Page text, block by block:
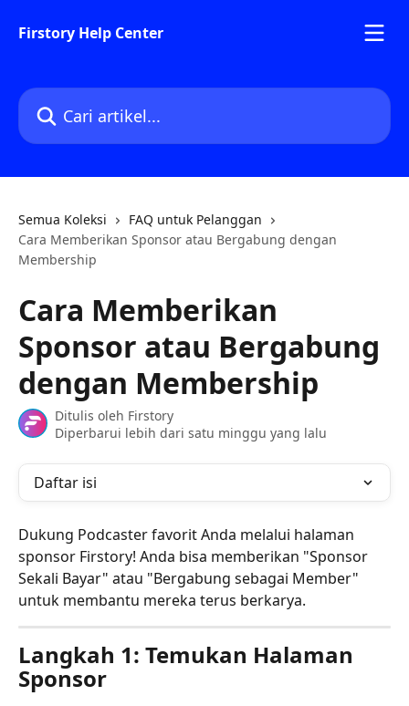
Firstory Help Center
Cari artikel...
Semua Koleksi
FAQ untuk Pelanggan
Cara Memberikan Sponsor atau Bergabung dengan
Membership
Cara Memberikan
Sponsor atau Bergabung
dengan Membership
Ditulis oleh Firstory
Diperbarui lebih dari satu minggu yang lalu
Daftar isi
Dukung Podcaster favorit Anda melalui halaman
sponsor Firstory! Anda bisa memberikan "Sponsor
Sekali Bayar" atau "Bergabung sebagai Member"
untuk membantu mereka terus berkarya.
Langkah 1: Temukan Halaman
Sponsor